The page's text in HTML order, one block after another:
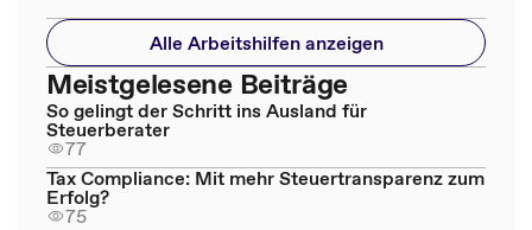
Alle Arbeitshilfen anzeigen
Meistgelesene Beiträge
So gelingt der Schritt ins Ausland für
Steuerberater
77
Tax Compliance: Mit mehr Steuertransparenz zum
Erfolg?
75